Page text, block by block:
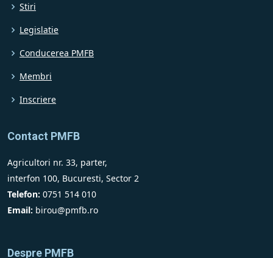
Stiri
Legislatie
Conducerea PMFB
Membri
Inscriere
Contact PMFB
Agricultori nr. 33, parter,
interfon 100, Bucuresti, Sector 2
Telefon: 0751 514 010
Email: birou@pmfb.ro
Despre PMFB